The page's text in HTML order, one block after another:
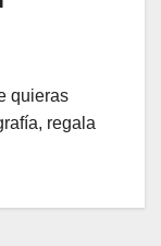
quieras
regala